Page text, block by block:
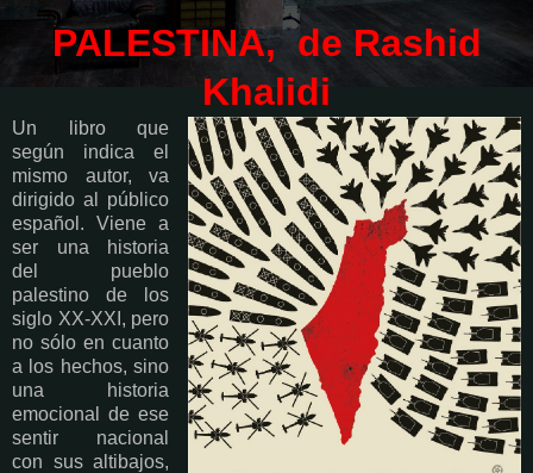
PALESTINA, de Rashid
Khalidi
Un libro que
según indica el
mismo autor, va
dirigido al público
español. Viene a
ser una historia
del pueblo
palestino de los
siglo XX-XXI, pero
no sólo en cuanto
a los hechos, sino
una historia
emocional de ese
sentir nacional
con sus altibajos,